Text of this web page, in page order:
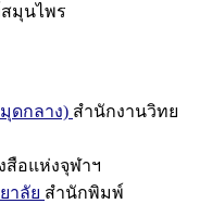
มุนไพร
ดกลาง) สำนักงานวิทย
สือแห่งจุฬาฯ
าลัย สำนักพิมพ์